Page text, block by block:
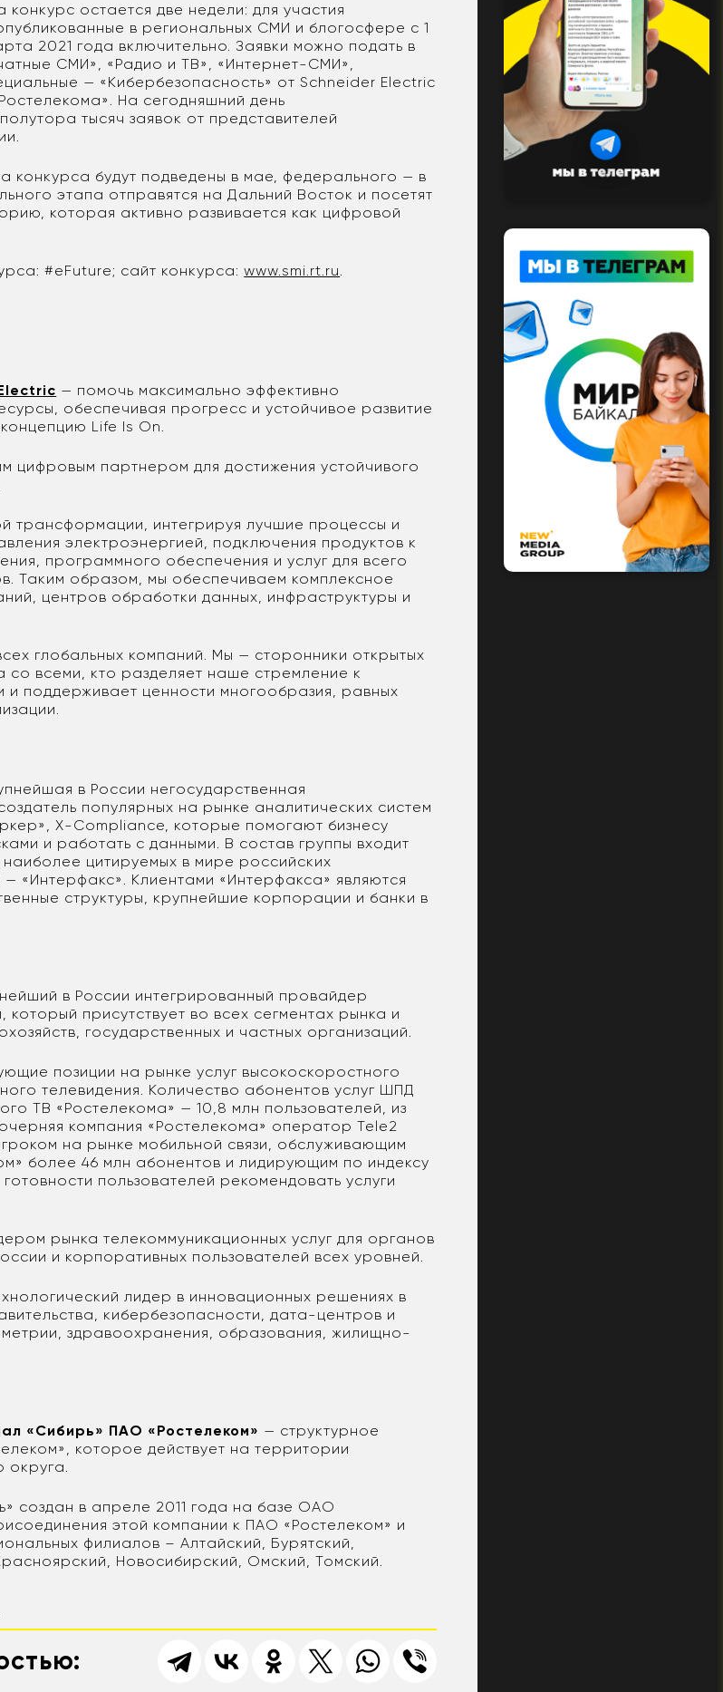
остается две недели: для участия
в региональных СМИ и блогосфере с 1
2021 года включительно. Заявки можно подать в
СМИ», «Радио и ТВ», «Интернет-СМИ»,
— «Кибербезопасность» от Schneider Electric
На сегодняшний день
тысяч заявок от представителей
конкурса будут подведены в мае, федерального — в
этапа отправятся на Дальний Восток и посетят
которая активно развивается как цифровой
#eFuture; сайт конкурса:www.smi.rt.ru.
— помочь максимально эффективно
обеспечивая прогресс и устойчивое развитие
Life Is On.
цифровым партнером для достижения устойчивого
трансформации, интегрируя лучшие процессы и
электроэнергией, подключения продуктов к
программного обеспечения и услуг для всего
Таким образом, мы обеспечиваем комплексное
центров обработки данных, инфраструктуры и
глобальных компаний. Мы — сторонники открытых
со всеми, кто разделяет наше стремление к
и поддерживает ценности многообразия, равных
в России негосударственная
популярных на рынке аналитических систем
X-Compliance, которые помогают бизнесу
и работать с данными. В состав группы входит
наиболее цитируемых в мире российских
«Интерфакс». Клиентами «Интерфакса» являются
структуры, крупнейшие корпорации и банки в
в России интегрированный провайдер
присутствует во всех сегментах рынка и
государственных и частных организаций.
позиции на рынке услуг высокоскоростного
телевидения. Количество абонентов услуг ШПД
ТВ «Ростелекома» — 10,8 млн пользователей, из
компания «Ростелекома» оператор Tele2
на рынке мобильной связи, обслуживающим
более 46 млн абонентов и лидирующим по индексу
пользователей рекомендовать услуги
рынка телекоммуникационных услуг для органов
и корпоративных пользователей всех уровней.
лидер в инновационных решениях в
кибербезопасности, дата-центров и
здравоохранения, образования, жилищно-
«Сибирь» ПАО «Ростелеком» — структурное
которое действует на территории
округа.
создан в апреле 2011 года на базе ОАО
этой компании к ПАО «Ростелеком» и
филиалов – Алтайский, Бурятский,
Новосибирский, Омский, Томский.